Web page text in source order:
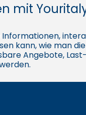
mit
kann, wie man
Angebote,